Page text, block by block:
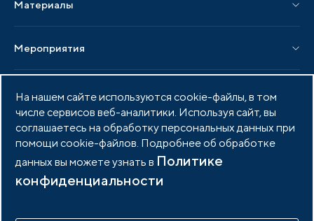
Услуги по локализации
Аналитика Сертификация
Материалы
Публикации СМИ и статьи
Материалы мероприятий
Нормативные правовые акты
Образцы документов
Мониторинг
Мероприятия
Мероприятия отрасли
Новости
АИП России
Органы управления
Члены ассоциации
На нашем сайте используются cookie-файлы, в том
числе сервисов веб-аналитики. Используя сайт, вы
соглашаетесь на обработку персональных данных при
помощи cookie-файлов. Подробнее об обработке
данных вы можете узнать в Политике
конфиденциальности